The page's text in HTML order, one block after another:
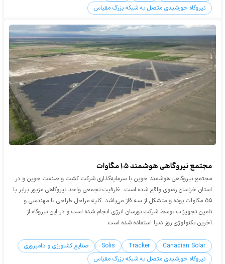
نیروگاه خورشیدی متصل به شبکه بزرگ مقیاس
مجتمع نیروگاهی هوشمند 105 مگاوات
مجتمع نیروگاهی هوشمند جوین با سرمایه‌گذاری شرکت کشت و صنعت جوین و در
استان خراسان رضوی واقع شده است. .ظرفیت تجمعی واحد نیروگاهی مزبور برابر با
55 مگاوات بوده و متشکل از سه فاز می‌باشد. کلیه مراحل طراحی تا مهندسی و
تامین تجهیزات توسط شرکت نورسان انرژی انجام شده است و در این نیروگاه از
آخرین تکنولوژی روز دنیا استفاده شده است.
Canadian Solar
Tracker
Solis
صنایع کشاورزی و دامپروری
نیروگاه خورشیدی متصل به شبکه بزرگ مقیاس